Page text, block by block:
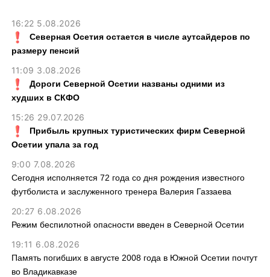
16:22 5.08.2026
Северная Осетия остается в числе аутсайдеров по
размеру пенсий
11:09 3.08.2026
Дороги Северной Осетии названы одними из
худших в СКФО
15:26 29.07.2026
Прибыль крупных туристических фирм Северной
Осетии упала за год
9:00 7.08.2026
Сегодня исполняется 72 года со дня рождения известного
футболиста и заслуженного тренера Валерия Газзаева
20:27 6.08.2026
Режим беспилотной опасности введен в Северной Осетии
19:11 6.08.2026
Память погибших в августе 2008 года в Южной Осетии почтут
во Владикавказе